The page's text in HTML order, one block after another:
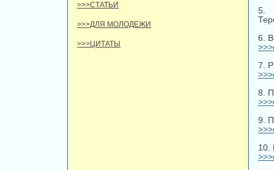
>>>СТАТЬИ
>>>ДЛЯ МОЛОДЕЖИ
>>>ЦИТАТЫ
5.
6.
7.
8.
9.
10.